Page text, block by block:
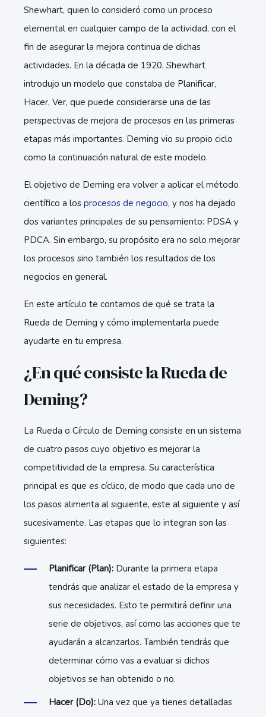
Shewhart, quien lo consideró como un proceso
elemental en cualquier campo de la actividad, con el
fin de asegurar la mejora continua de dichas
actividades. En la década de 1920, Shewhart
introdujo un modelo que constaba de Planificar,
Hacer, Ver, que puede considerarse una de las
perspectivas de mejora de procesos en las primeras
etapas más importantes. Deming vio su propio ciclo
como la continuación natural de este modelo.
El objetivo de Deming era volver a aplicar el método
científico a los procesos de negocio, y nos ha dejado
dos variantes principales de su pensamiento: PDSA y
PDCA. Sin embargo, su propósito era no solo mejorar
los procesos sino también los resultados de los
negocios en general.
En este artículo te contamos de qué se trata la
Rueda de Deming y cómo implementarla puede
ayudarte en tu empresa.
¿En qué consiste la Rueda de
Deming?
La Rueda o Círculo de Deming consiste en un sistema
de cuatro pasos cuyo objetivo es mejorar la
competitividad de la empresa. Su característica
principal es que es cíclico, de modo que cada uno de
los pasos alimenta al siguiente, este al siguiente y así
sucesivamente. Las etapas que lo integran son las
siguientes:
Planificar (Plan): Durante la primera etapa
tendrás que analizar el estado de la empresa y
sus necesidades. Esto te permitirá definir una
serie de objetivos, así como las acciones que te
ayudarán a alcanzarlos. También tendrás que
determinar cómo vas a evaluar si dichos
objetivos se han obtenido o no.
Hacer (Do): Una vez que ya tienes detalladas